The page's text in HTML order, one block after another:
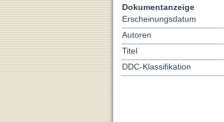
Dokumentanzeige
Erscheinungsdatum
Autoren
Titel
DDC-Klassifikation